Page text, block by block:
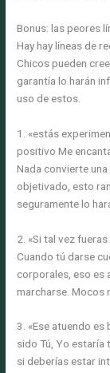
Bonus: las peores
Hay hay líneas de
Chicos pueden
garantía lo harán
uso de estos.
1. «estás
positivo Me
Nada convierte
objetivado, esto
seguramente lo
2. «Si tal vez
Cuando tú darse
corporales, eso es
marcharse. Mocos
3. «Ese atuendo
sido Tú, Yo estaría
si deberías estar